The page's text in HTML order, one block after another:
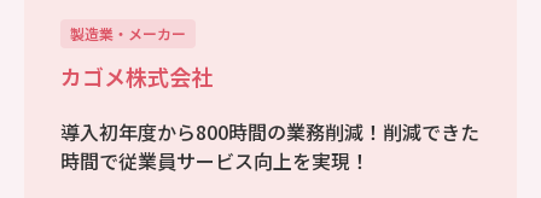
製造業・メーカー
カゴメ株式会社
導入初年度から800時間の業務削減！削減できた
時間で従業員サービス向上を実現！